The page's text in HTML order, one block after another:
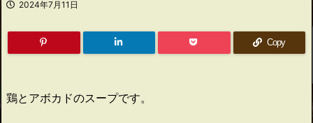
2024年7月11日
Copy
鶏とアボカドのスープです。